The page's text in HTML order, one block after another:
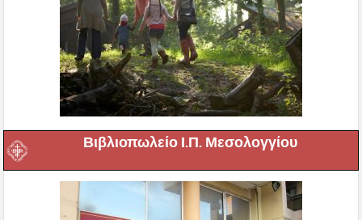
Βιβλιοπωλείο Ι.Π. Μεσολογγίου